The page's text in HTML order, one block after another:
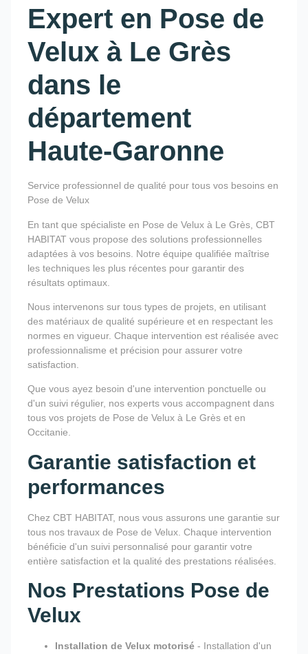
Expert en Pose de
Velux à Le Grès
dans le
département
Haute-Garonne
Service professionnel de qualité pour tous vos besoins en
Pose de Velux
En tant que spécialiste en Pose de Velux à Le Grès, CBT
HABITAT vous propose des solutions professionnelles
adaptées à vos besoins. Notre équipe qualifiée maîtrise
les techniques les plus récentes pour garantir des
résultats optimaux.
Nous intervenons sur tous types de projets, en utilisant
des matériaux de qualité supérieure et en respectant les
normes en vigueur. Chaque intervention est réalisée avec
professionnalisme et précision pour assurer votre
satisfaction.
Que vous ayez besoin d'une intervention ponctuelle ou
d'un suivi régulier, nos experts vous accompagnent dans
tous vos projets de Pose de Velux à Le Grès et en
Occitanie.
Garantie satisfaction et
performances
Chez CBT HABITAT, nous vous assurons une garantie sur
tous nos travaux de Pose de Velux. Chaque intervention
bénéficie d'un suivi personnalisé pour garantir votre
entière satisfaction et la qualité des prestations réalisées.
Nos Prestations Pose de
Velux
Installation de Velux motorisé - Installation d'un